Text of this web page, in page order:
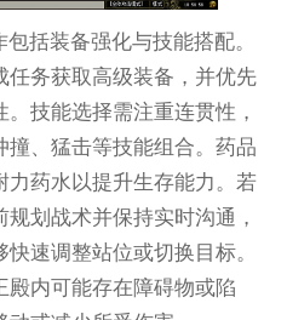
括装备强化与技能搭配。
任务获取高级装备，并优先
技能选择需注重连贯性，
、猛击等技能组合。药品
力药水以提升生存能力。若
划战术并保持实时沟通，
速调整站位或切换目标。
殿内可能存在障碍物或陷